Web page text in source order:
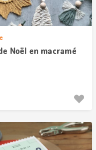
Noël en macramé